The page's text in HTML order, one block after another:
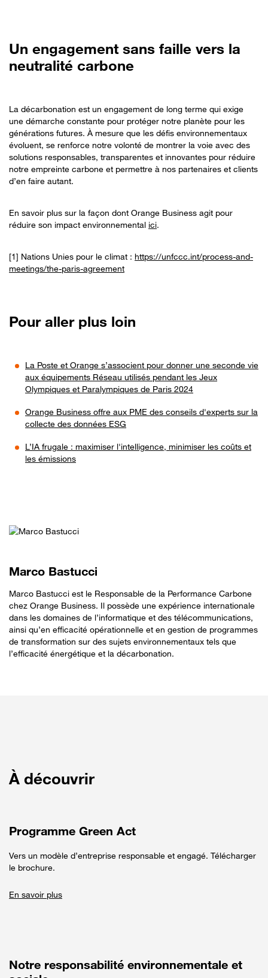
Un engagement sans faille vers la
neutralité carbone
La décarbonation est un engagement de long terme qui exige
une démarche constante pour protéger notre planète pour les
générations futures. À mesure que les défis environnementaux
évoluent, se renforce notre volonté de montrer la voie avec des
solutions responsables, transparentes et innovantes pour réduire
notre empreinte carbone et permettre à nos partenaires et clients
d’en faire autant.
En savoir plus sur la façon dont Orange Business agit pour
réduire son impact environnemental ici.
[1] Nations Unies pour le climat : https://unfccc.int/process-and-
meetings/the-paris-agreement
Pour aller plus loin
La Poste et Orange s’associent pour donner une seconde vie
aux équipements Réseau utilisés pendant les Jeux
Olympiques et Paralympiques de Paris 2024
Orange Business offre aux PME des conseils d'experts sur la
collecte des données ESG
L’IA frugale : maximiser l'intelligence, minimiser les coûts et
les émissions
Marco Bastucci
Marco Bastucci est le Responsable de la Performance Carbone
chez Orange Business. Il possède une expérience internationale
dans les domaines de l’informatique et des télécommunications,
ainsi qu’en efficacité opérationnelle et en gestion de programmes
de transformation sur des sujets environnementaux tels que
l’efficacité énergétique et la décarbonation.
À découvrir
Programme Green Act
Vers un modèle d’entreprise responsable et engagé. Télécharger
le brochure.
En savoir plus
Notre responsabilité environnementale et